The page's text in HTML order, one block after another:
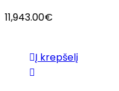
11,943.00€
Į krepšelį